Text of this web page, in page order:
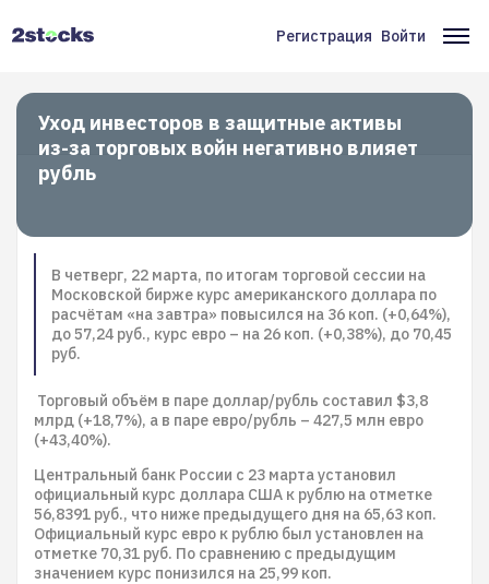
Меню
учётной
записи
пользователя
Регистрация Войти
Уход инвесторов в защитные активы
из-за торговых войн негативно влияет
рубль
В четверг, 22 марта, по итогам торговой сессии на
Московской бирже курс американского доллара по
расчётам «на завтра» повысился на 36 коп. (+0,64%),
до 57,24 руб., курс евро – на 26 коп. (+0,38%), до 70,45
руб.
Торговый объём в паре доллар/рубль составил $3,8
млрд (+18,7%), а в паре евро/рубль – 427,5 млн евро
(+43,40%).
Центральный банк России с 23 марта установил
официальный курс доллара США к рублю на отметке
56,8391 руб., что ниже предыдущего дня на 65,63 коп.
Официальный курс евро к рублю был установлен на
отметке 70,31 руб. По сравнению с предыдущим
значением курс понизился на 25,99 коп.